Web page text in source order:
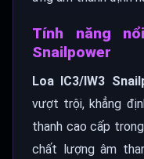
Tính năng
Snailpower
Loa IC3/IW3
vượt trội, khẳng
thanh cao cấp
chất lượng âm